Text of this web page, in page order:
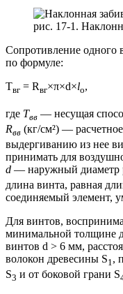
рис. 17-1.
Сопротивление одного
по формуле:
Твг = Rвг×π×d×lo,
где Tвв — несущая
Rвв (кг/см²) —
выдергиванию из нее
принимать для
d — наружный диаметр
длина винта, равная
соединяемый элемент,
Для винтов,
минимальной толщине
винтов d > 6 мм,
волокон древесины S1,
S3 и от боковой грани S